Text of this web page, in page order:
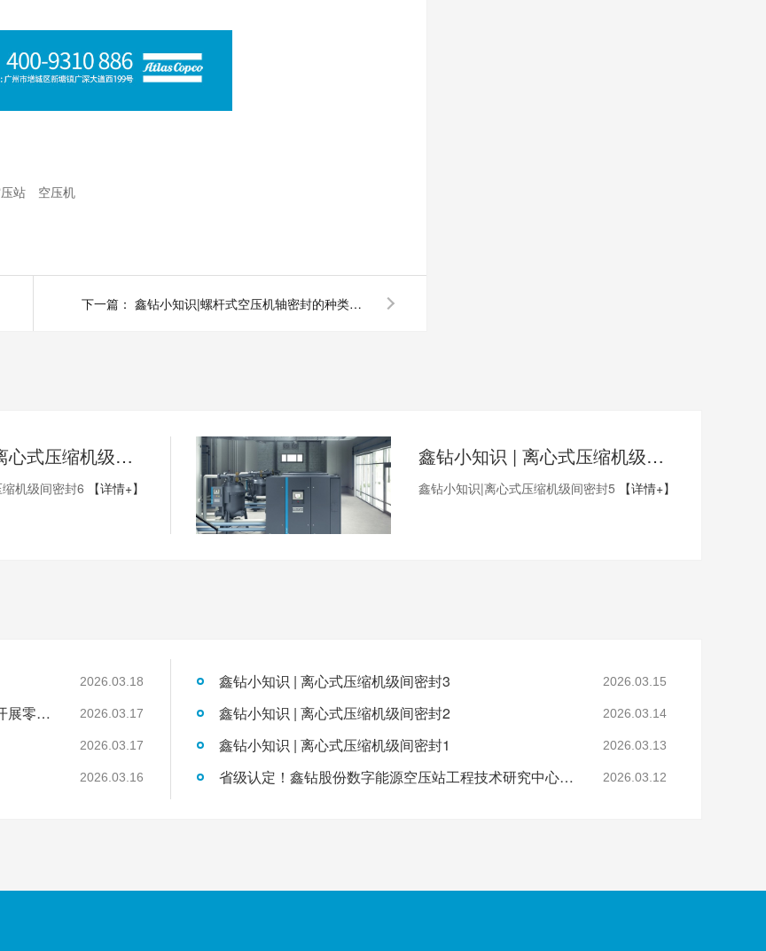
站
空压机
下一篇： 鑫钻小知识|螺杆式空压机轴密封的种类及适应场合有哪些?
鑫钻小知识 | 离心式压缩机级间密封6
机级间密封6 【详情+】
鑫钻小知识 | 离心式压缩机级间密封5
鑫钻小知识|离心式压缩机级间密封5 【详情+】
2026.03.18
国家发展改革委工业和信息化部国家能源局关于开展零碳园区建设的通知 2026.03.17
2026.03.17
2026.03.16
鑫钻小知识 | 离心式压缩机级间密封3 2026.03.15
鑫钻小知识 | 离心式压缩机级间密封2 2026.03.14
鑫钻小知识 | 离心式压缩机级间密封1 2026.03.13
省级认定！鑫钻股份数字能源空压站工程技术研究中心正式获批 2026.03.12